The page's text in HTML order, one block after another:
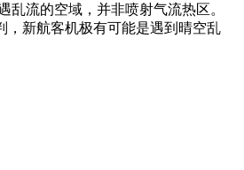
流的空域，并非喷射气流热区。
新航客机极有可能是遇到晴空乱